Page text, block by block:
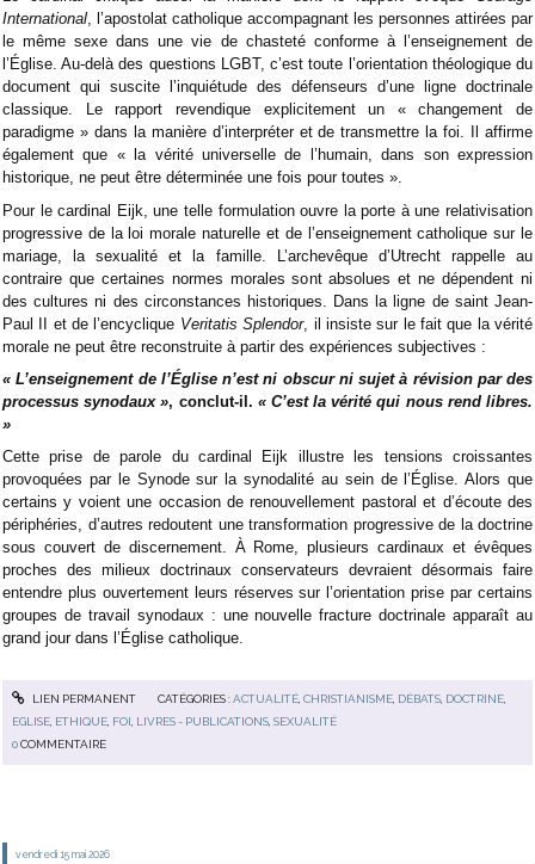
International, l’apostolat catholique accompagnant les personnes attirées par
le même sexe dans une vie de chasteté conforme à l’enseignement de
l’Église. Au-delà des questions LGBT, c’est toute l’orientation théologique du
document qui suscite l’inquiétude des défenseurs d’une ligne doctrinale
classique. Le rapport revendique explicitement un « changement de
paradigme » dans la manière d’interpréter et de transmettre la foi. Il affirme
également que « la vérité universelle de l’humain, dans son expression
historique, ne peut être déterminée une fois pour toutes ».
Pour le cardinal Eijk, une telle formulation ouvre la porte à une relativisation
progressive de la loi morale naturelle et de l’enseignement catholique sur le
mariage, la sexualité et la famille. L’archevêque d’Utrecht rappelle au
contraire que certaines normes morales sont absolues et ne dépendent ni
des cultures ni des circonstances historiques. Dans la ligne de saint Jean-
Paul II et de l’encyclique Veritatis Splendor, il insiste sur le fait que la vérité
morale ne peut être reconstruite à partir des expériences subjectives :
« L’enseignement de l’Église n’est ni obscur ni sujet à révision par des
processus synodaux », conclut-il. « C’est la vérité qui nous rend libres.
»
Cette prise de parole du cardinal Eijk illustre les tensions croissantes
provoquées par le Synode sur la synodalité au sein de l’Église. Alors que
certains y voient une occasion de renouvellement pastoral et d’écoute des
périphéries, d’autres redoutent une transformation progressive de la doctrine
sous couvert de discernement. À Rome, plusieurs cardinaux et évêques
proches des milieux doctrinaux conservateurs devraient désormais faire
entendre plus ouvertement leurs réserves sur l’orientation prise par certains
groupes de travail synodaux : une nouvelle fracture doctrinale apparaît au
grand jour dans l’Église catholique.
LIEN PERMANENT CATÉGORIES :ACTUALITÉ, CHRISTIANISME, DÉBATS, DOCTRINE,
EGLISE ETHIQUE FOI LIVRES - PUBLICATIONS ,SEXUALITÉ
0COMMENTAIRE
vendredi 15 mai 2026